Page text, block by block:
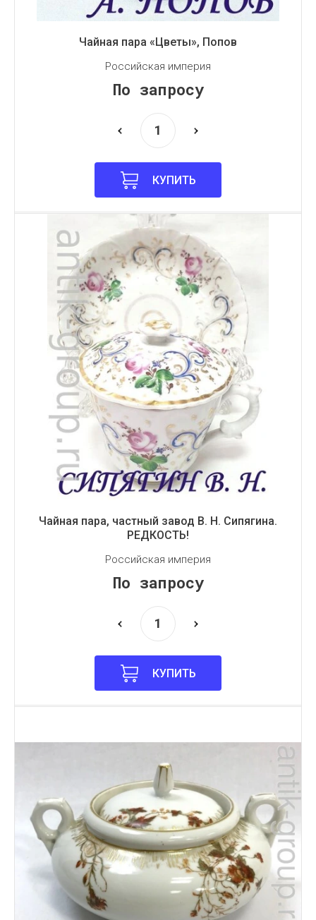
Чайная пара «Цветы», Попов
Российская империя
По запросу
КУПИТЬ
Чайная пара, частный завод В. Н. Сипягина.
РЕДКОСТЬ!
Российская империя
По запросу
КУПИТЬ